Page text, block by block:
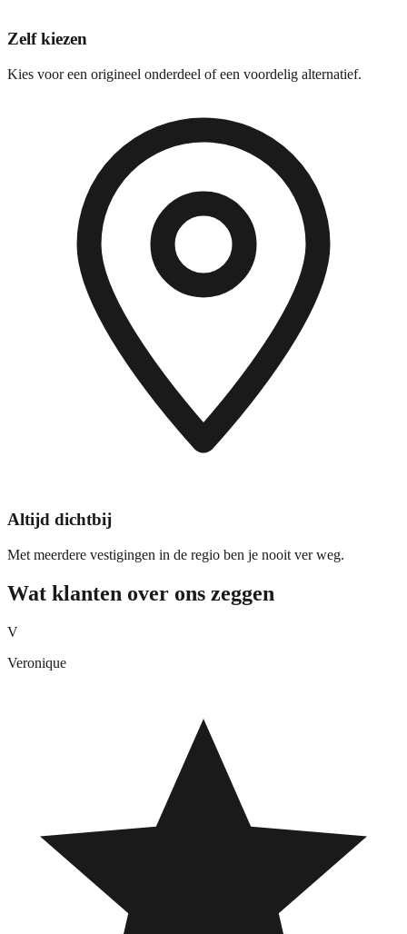
Zelf kiezen
Kies voor een origineel onderdeel of een voordelig alternatief.
Altijd dichtbij
Met meerdere vestigingen in de regio ben je nooit ver weg.
Wat klanten over ons zeggen
V
Veronique